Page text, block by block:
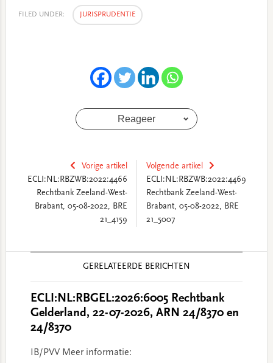
FILED UNDER: JURISPRUDENTIE
Reageer
Vorige artikel
ECLI:NL:RBZWB:2022:4466
Rechtbank Zeeland-West-
Brabant, 05-08-2022, BRE
21_4159
Volgende artikel
ECLI:NL:RBZWB:2022:4469
Rechtbank Zeeland-West-
Brabant, 05-08-2022, BRE
21_5007
GERELATEERDE BERICHTEN
ECLI:NL:RBGEL:2026:6005 Rechtbank
Gelderland, 22-07-2026, ARN 24/8370 en
24/8370
IB/PVV Meer informatie: